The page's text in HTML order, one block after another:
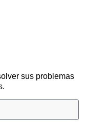
sus problemas